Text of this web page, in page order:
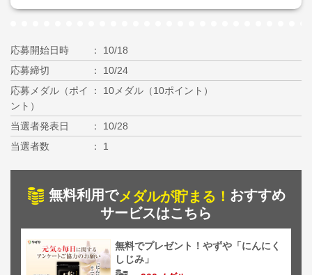
応募開始日時
10/18
応募締切
10/24
応募メダル（ポイ
ント）
10メダル（10ポイント）
当選者発表日
10/28
当選者数
1
無料利用でメダルが貯まる！ おすすめ
サービスはこちら
無料でプレゼント！やずや「にんにく
しじみ」